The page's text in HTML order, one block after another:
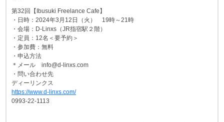
第32回【Ibusuki Freelance Cafe】
・日時：2024年3月12日（火） 19時～21時
・会場：D-Linxs（JR指宿駅２階）
・定員：12名＜要予約＞
・参加費：無料
・申込方法
＊メール info@d-linxs.com
・問い合わせ先
ディーリンクス
https://www.d-linxs.com/
0993-22-1113